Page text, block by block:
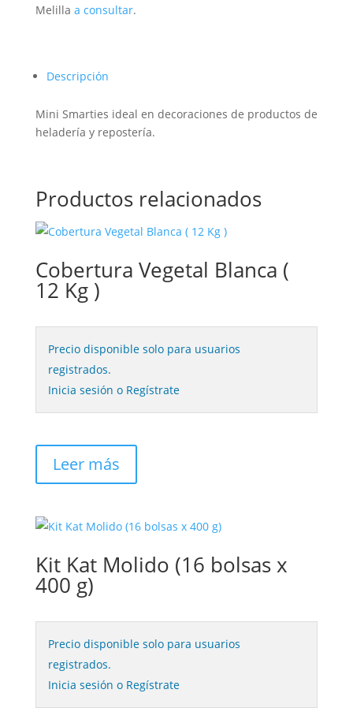
Melilla a consultar.
Descripción
Mini Smarties ideal en decoraciones de productos de
heladería y repostería.
Productos relacionados
Cobertura Vegetal Blanca (
12 Kg )
Precio disponible solo para usuarios
registrados.
Inicia sesión o Regístrate
Leer más
Kit Kat Molido (16 bolsas x
400 g)
Precio disponible solo para usuarios
registrados.
Inicia sesión o Regístrate